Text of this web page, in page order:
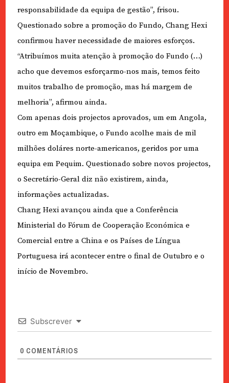
responsabilidade da equipa de gestão”, frisou.
Questionado sobre a promoção do Fundo, Chang Hexi
confirmou haver necessidade de maiores esforços.
“Atribuímos muita atenção à promoção do Fundo (…)
acho que devemos esforçarmo-nos mais, temos feito
muitos trabalho de promoção, mas há margem de
melhoria”, afirmou ainda.
Com apenas dois projectos aprovados, um em Angola,
outro em Moçambique, o Fundo acolhe mais de mil
milhões doláres norte-americanos, geridos por uma
equipa em Pequim. Questionado sobre novos projectos,
o Secretário-Geral diz não existirem, ainda,
informações actualizadas.
Chang Hexi avançou ainda que a Conferência
Ministerial do Fórum de Cooperação Económica e
Comercial entre a China e os Países de Língua
Portuguesa irá acontecer entre o final de Outubro e o
início de Novembro.
Subscrever
0 COMENTÁRIOS